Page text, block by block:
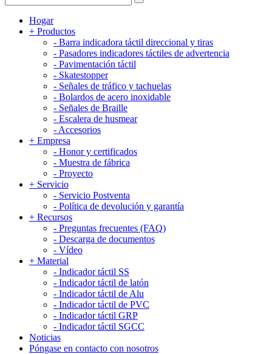
Hogar
+ Productos
- Barra indicadora táctil direccional y tiras
- Pasadores indicadores táctiles de advertencia
- Pavimentación táctil
- Skatestopper
- Señales de tráfico y tachuelas
- Bolardos de acero inoxidable
- Señales de Braille
- Escalera de husmear
- Accesorios
+ Empresa
- Honor y certificados
- Muestra de fábrica
- Proyecto
+ Servicio
- Servicio Postventa
- Política de devolución y garantía
+ Recursos
- Preguntas frecuentes (FAQ)
- Descarga de documentos
- Vídeo
+ Material
- Indicador táctil SS
- Indicador táctil de latón
- Indicador táctil de Alu
- Indicador táctil de PVC
- Indicador táctil GRP
- Indicador táctil SGCC
Noticias
Póngase en contacto con nosotros